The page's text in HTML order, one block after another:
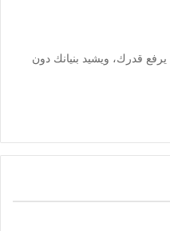
قدرك، ويشيد بنيانك دون